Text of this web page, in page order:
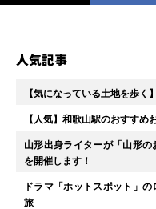
人気記事
【気になっている土地を歩く
【人気】和歌山駅のおすすめ
山形出身ライターが「山形
を開催します！
ドラマ「ホットスポット」
旅